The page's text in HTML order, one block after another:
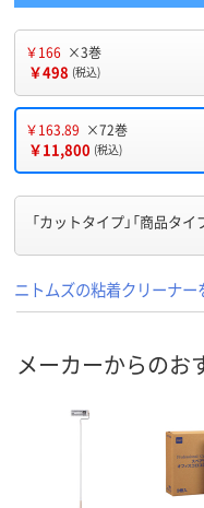
￥166 ×3巻
￥498 (税込)
￥163.89 ×72巻
￥11,800 (税込)
「カットタイプ」「商品タイ
ニトムズの粘着クリーナー
メーカーからのお